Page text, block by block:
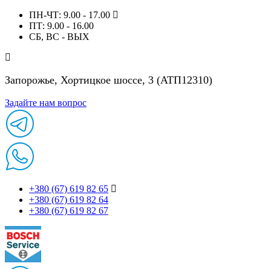
ПН-ЧТ: 9.00 - 17.00
ПТ: 9.00 - 16.00
СБ, ВС - ВЫХ
Запорожье, Хортицкое шоссе, 3 (АТП12310)
Задайте нам вопрос
+380 (67) 619 82 65
+380 (67) 619 82 64
+380 (67) 619 82 67